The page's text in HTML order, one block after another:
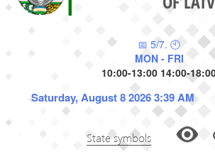
📅 5/7. 🕙
MON - FRI
10:00-13:00 14:00-
Saturday, August 8 2026 3:40 AM
State symbols